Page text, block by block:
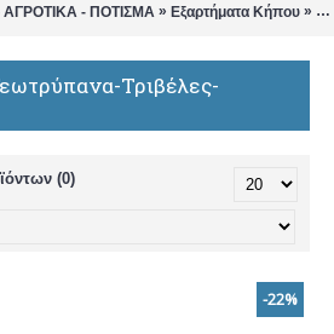
- ΠΟΤΙΣΜΑ » Εξαρτήματα Κήπου »
Τριβέλες-
(0)
-22%